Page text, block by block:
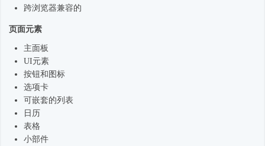
跨浏览器兼容的
页面元素
主面板
UI元素
按钮和图标
选项卡
可嵌套的列表
日历
表格
小部件